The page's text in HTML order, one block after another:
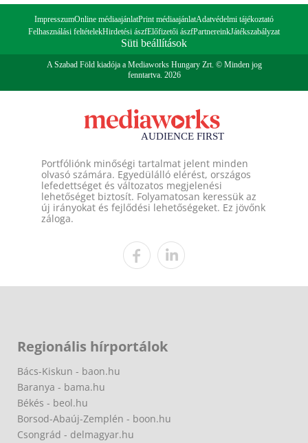
ImpresszumOnline médiaajánlatPrint médiaajánlatAdatvédelmi tájékoztató
Felhasználási feltételekHirdetési ászfElőfizetői ászfPartnereinkJátékszabályzat
Süti beállítások
A Szabad Föld kiadója a Mediaworks Hungary Zrt. © Minden jog
fenntartva. 2026
Portfóliónk minőségi tartalmat jelent minden
olvasó számára. Egyedülálló elérést, országos
lefedettséget és változatos megjelenési
lehetőséget biztosít. Folyamatosan keressük az
új irányokat és fejlődési lehetőségeket. Ez jövőnk
záloga.
Regionális hírportálok
Bács-Kiskun - baon.hu
Baranya - bama.hu
Békés - beol.hu
Borsod-Abaúj-Zemplén - boon.hu
Csongrád - delmagyar.hu